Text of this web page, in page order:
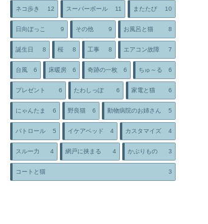
ネコ歩き 12 スーパーボール 11 またたび 10
日向ぼっこ 9 その他 9 お風呂と猫 8
誕生日 8 桜 8 工事 8 エアコン故障 7
台風 6 床暖房 6 奇跡の一枚 6 ちゅ～る 6
プレゼント 6 たわしっぽ 6 家電と猫 6
にゃんたま 6 野良猫 6 動物病院のお姉さん 5
パトロール 5 イケアベッド 4 カスタマイズ 4
スルー力 4 網戸に挟まる 4 かぶりもの 3
コートと猫 3